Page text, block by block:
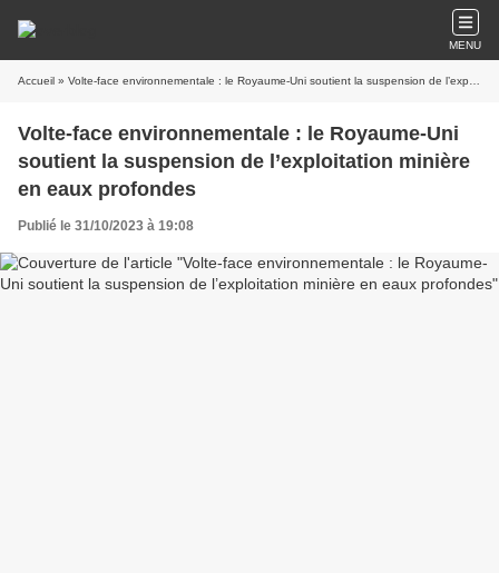
MENU
Accueil » Volte-face environnementale : le Royaume-Uni soutient la suspension de l’exploitation minière en eaux profondes
Volte-face environnementale : le Royaume-Uni
soutient la suspension de l’exploitation minière
en eaux profondes
Publié le 31/10/2023 à 19:08